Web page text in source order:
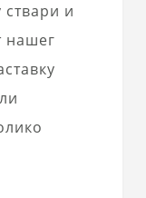
и
нашег